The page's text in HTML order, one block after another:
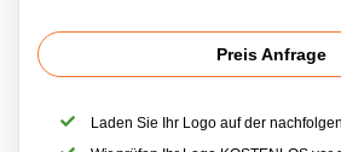
Preis Anfrage
Laden Sie Ihr Logo auf der